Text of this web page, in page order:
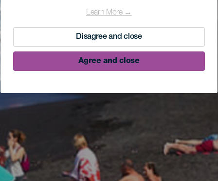
Learn More →
Disagree and close
Agree and close